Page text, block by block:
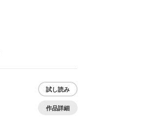
試し読み
作品詳細